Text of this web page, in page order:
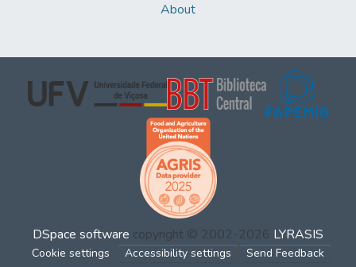
About
DSpace software copyright © 2002-2026 LYRASIS
Cookie settings Accessibility settings Send Feedback